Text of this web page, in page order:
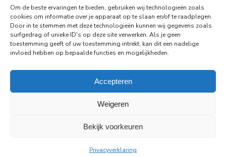
Om de beste ervaringen te bieden, gebruiken wij technologieën zoals
cookies om informatie over je apparaat op te slaan en/of te raadplegen.
Door in te stemmen met deze technologieën kunnen wij gegevens zoals
surfgedrag of unieke ID's op deze site verwerken. Als je geen
toestemming geeft of uw toestemming intrekt, kan dit een nadelige
invloed hebben op bepaalde functies en mogelijkheden.
Accepteren
Weigeren
Bekijk voorkeuren
Privacyverklaring
Meer info?
Bel ons op:
+31 (0)73-6990940
footer